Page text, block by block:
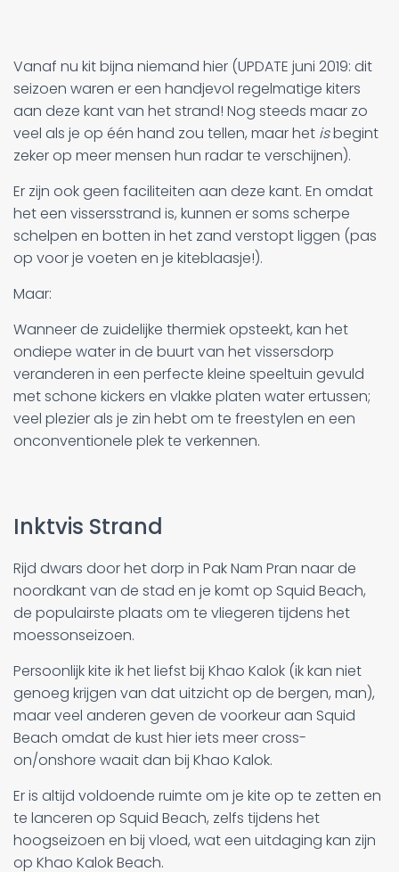
Vanaf nu kit bijna niemand hier (UPDATE juni 2019: dit
seizoen waren er een handjevol regelmatige kiters
aan deze kant van het strand! Nog steeds maar zo
veel als je op één hand zou tellen, maar het isbegint
zeker op meer mensen hun radar te verschijnen).
Er zijn ook geen faciliteiten aan deze kant. En omdat
het een vissersstrand is, kunnen er soms scherpe
schelpen en botten in het zand verstopt liggen (pas
op voor je voeten en je kiteblaasje!).
Maar:
Wanneer de zuidelijke thermiek opsteekt, kan het
ondiepe water in de buurt van het vissersdorp
veranderen in een perfecte kleine speeltuin gevuld
met schone kickers en vlakke platen water ertussen;
veel plezier als je zin hebt om te freestylen en een
onconventionele plek te verkennen.
Inktvis Strand
Rijd dwars door het dorp in Pak Nam Pran naar de
noordkant van de stad en je komt op Squid Beach,
de populairste plaats om te vliegeren tijdens het
moessonseizoen.
Persoonlijk kite ik het liefst bij Khao Kalok (ik kan niet
genoeg krijgen van dat uitzicht op de bergen, man),
maar veel anderen geven de voorkeur aan Squid
Beach omdat de kust hier iets meer cross-
on/onshore waait dan bij Khao Kalok.
Er is altijd voldoende ruimte om je kite op te zetten en
te lanceren op Squid Beach, zelfs tijdens het
hoogseizoen en bij vloed, wat een uitdaging kan zijn
op Khao Kalok Beach.